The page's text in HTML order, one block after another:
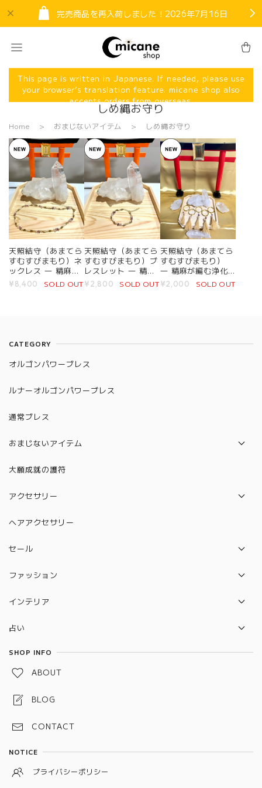
完売商品を再入荷しました！2026年7月16日
This page is written in Japanese. If needed, please use
your browser’s translation feature. micane shop also
accepts orders from overseas.
しめ縄お守り
Home おまじないアイテム しめ縄お守り
天照結守（あまてら
すむすびまもり）ネ
ックレス ― 精麻が
編む浄化と太陽の護
符 ―
¥8,400 SOLD OUT
天照結守（あまてら
すむすびまもり）ブ
レスレット ― 精麻
が編む浄化と太陽の
護符 ―
¥2,800 SOLD OUT
天照結守（あまてら
すむすびまもり）
― 精麻が編む浄化
と太陽のしめ縄護符
¥2,000 SOLD OUT
CATEGORY
オルゴンパワーブレス
ルナーオルゴンパワーブレス
通常ブレス
おまじないアイテム
パロサント
カバラ
ルドラクシャ
守り本尊 水晶守り絵
龍神守り
ワックスサシェ
大願成就の護符
アクセサリー
ネックレス
ヘアアクセサリー
セール
セット販売セール
ファッション
バック
インテリア
占い
タロットカード
SHOP INFO
ABOUT
BLOG
CONTACT
NOTICE
プライバシーポリシー